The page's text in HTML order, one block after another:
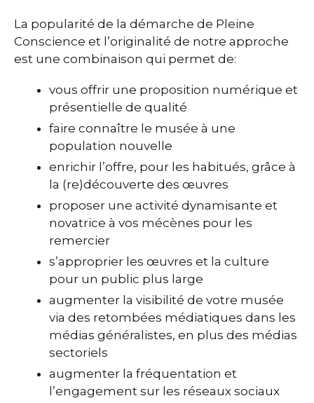
La popularité de la démarche de Pleine
Conscience et l’originalité de notre approche
est une combinaison qui permet de:
vous offrir une proposition numérique et
présentielle de qualité
faire connaître le musée à une
population nouvelle
enrichir l’offre, pour les habitués, grâce à
la (re)découverte des œuvres
proposer une activité dynamisante et
novatrice à vos mécènes pour les
remercier
s’approprier les œuvres et la culture
pour un public plus large
augmenter la visibilité de votre musée
via des retombées médiatiques dans les
médias généralistes, en plus des médias
sectoriels
augmenter la fréquentation et
l’engagement sur les réseaux sociaux